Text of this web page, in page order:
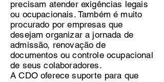
precisam atender exigências legais
ou ocupacionais. Também é muito
procurado por empresas que
desejam organizar a jornada de
admissão, renovação de
documentos ou controle ocupacional
de seus colaboradores.
A CDO oferece suporte para que